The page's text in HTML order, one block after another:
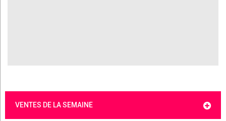
VENTES DE LA SEMAINE